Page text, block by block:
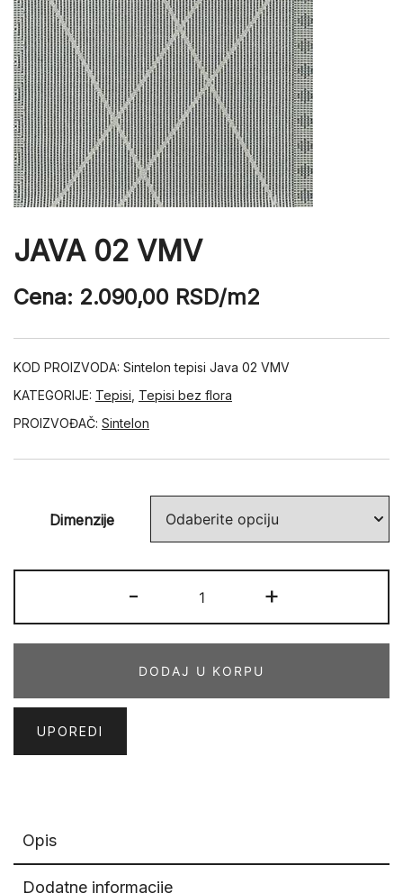
JAVA 02 VMV
Cena: 2.090,00 RSD/m2
KOD PROIZVODA: Sintelon tepisi Java 02 VMV
KATEGORIJE: Tepisi Tepisi bez flora
PROIZVOĐAČ: Sintelon
Dimenzije
-
02
VMV
+
DODAJ U KORPU
UPOREDI
Opis
Dodatne informacije